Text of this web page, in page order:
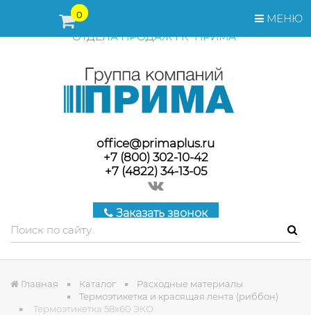
МЕНЮ
0
ПЕРЕД ОФОРМЛЕНИЕМ ЗАКАЗА, СТОИМОСТЬ И СРОКИ
ПОСТАВКИ ТОВАРА УТОЧНЯЙТЕ У МЕНЕДЖЕРОВ
ОТДЕЛА ПРОДАЖ ГК "ПРИМА"
office@primaplus.ru
+7 (800) 302-10-42
+7 (4822) 34-13-05
Заказать звонок
Главная Каталог
Расходные материалы
Термоэтикетка и красящая лента (риббон)
Термоэтикетка 58х60 ЭКО